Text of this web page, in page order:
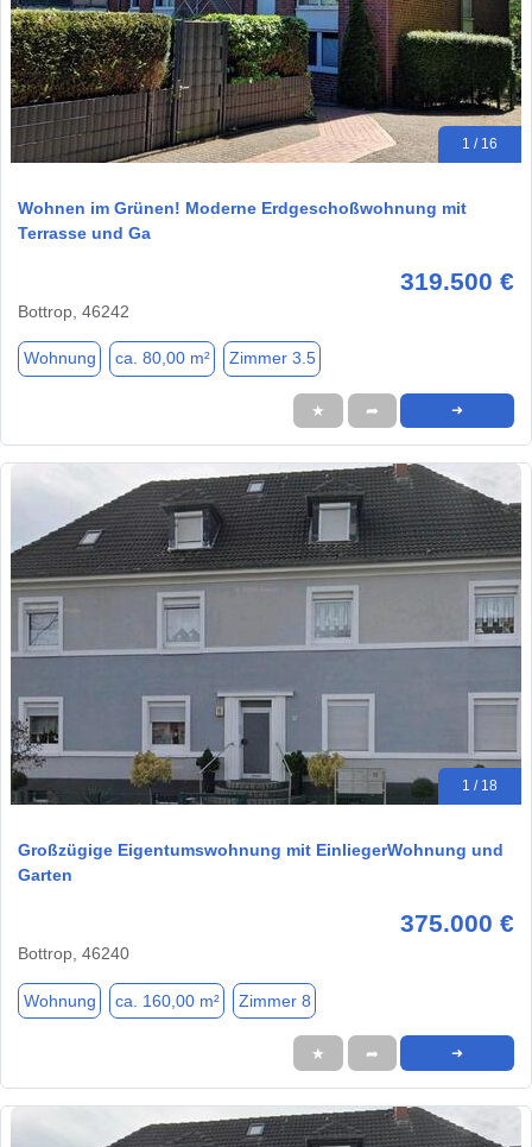
1 / 16
Wohnen im Grünen! Moderne Erdgeschoßwohnung mit
Terrasse und Ga
319.500 €
Bottrop, 46242
Wohnung ca. 80,00 m² Zimmer 3.5
★ ➦ ➜
1 / 18
Großzügige Eigentumswohnung mit EinliegerWohnung und
Garten
375.000 €
Bottrop, 46240
Wohnung ca. 160,00 m² Zimmer 8
★ ➦ ➜